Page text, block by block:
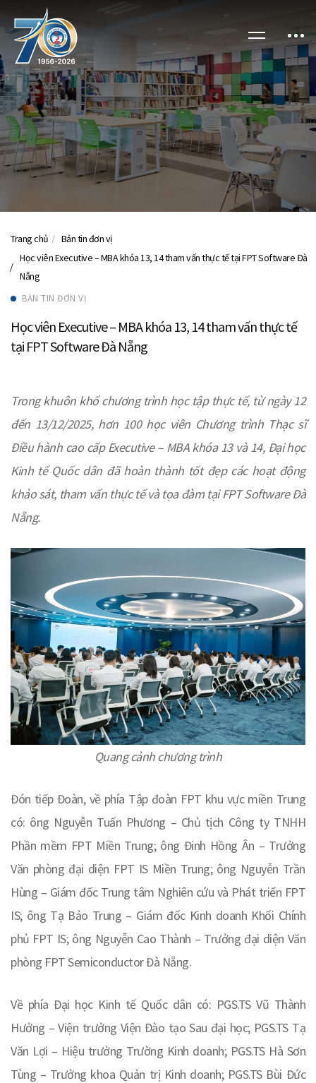
Trang chủ
Bản tin đơn vị
Học viên Executive – MBA khóa 13, 14 tham vấn thực tế tại FPT Software Đà
Nẵng
BẢN TIN ĐƠN VỊ
Học viên Executive – MBA khóa 13, 14 tham vấn thực tế
tại FPT Software Đà Nẵng
Trong khuôn khổ chương trình học tập thực tế, từ ngày 12
đến 13/12/2025, hơn 100 học viên Chương trình Thạc sĩ
Điều hành cao cấp Executive – MBA khóa 13 và 14, Đại học
Kinh tế Quốc dân đã hoàn thành tốt đẹp các hoạt động
khảo sát, tham vấn thực tế và tọa đàm tại FPT Software Đà
Nẵng.
Quang cảnh chương trình
Đón tiếp Đoàn, về phía Tập đoàn FPT khu vực miền Trung
có: ông Nguyễn Tuấn Phương – Chủ tịch Công ty TNHH
Phần mềm FPT Miền Trung; ông Đinh Hồng Ân – Trưởng
Văn phòng đại diện FPT IS Miền Trung; ông Nguyễn Trần
Hùng – Giám đốc Trung tâm Nghiên cứu và Phát triển FPT
IS; ông Tạ Bảo Trung – Giám đốc Kinh doanh Khối Chính
phủ FPT IS; ông Nguyễn Cao Thành – Trưởng đại diện Văn
phòng FPT Semiconductor Đà Nẵng.
Về phía Đại học Kinh tế Quốc dân có: PGS.TS Vũ Thành
Hưởng – Viện trưởng Viện Đào tạo Sau đại học; PGS.TS Tạ
Văn Lợi – Hiệu trưởng Trường Kinh doanh; PGS.TS Hà Sơn
Tùng – Trưởng khoa Quản trị Kinh doanh; PGS.TS Bùi Đức